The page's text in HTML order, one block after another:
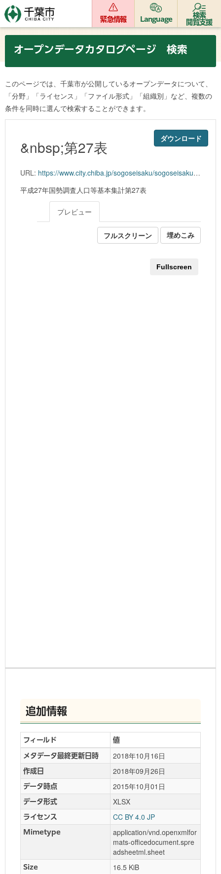
緊急情報 Language
検索
閲覧支援
オープンデータカタログページ 検索
このページでは、千葉市が公開しているオープンデータについて、
「分野」「ライセンス」「ファイル形式」「組織別」など、複数の
条件を同時に選んで検索することができます。
ダウンロード
&nbsp;第27表
URL: https://www.city.chiba.jp/sogoseisaku/sogoseisaku/kikaku/tokei/27kokuchou/documents/1-27.xlsx
平成27年国勢調査人口等基本集計第27表
プレビュー
フルスクリーン 埋めこみ
Fullscreen
追加情報
フィールド 値
メタデータ最終更新日時 2018年10月16日
作成日 2018年09月26日
データ時点 2015年10月01日
データ形式 XLSX
ライセンス CC BY 4.0 JP
Mimetype
application/vnd.openxmlfor
mats-officedocument.spre
adsheetml.sheet
Size 16.5 KiB